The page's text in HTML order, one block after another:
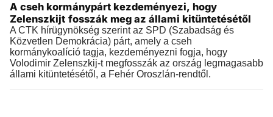
A cseh kormánypárt kezdeményezi, hogy
Zelenszkijt fosszák meg az állami kitüntetésétől
A CTK hírügynökség szerint az SPD (Szabadság és
Közvetlen Demokrácia) párt, amely a cseh
kormánykoalíció tagja, kezdeményezni fogja, hogy
Volodimir Zelenszkij-t megfosszák az ország legmagasabb
állami kitüntetésétől, a Fehér Oroszlán-rendtől.